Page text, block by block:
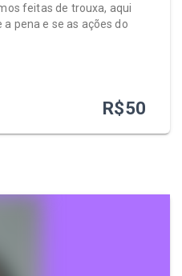
feitas de trouxa, aqui
pena e se as ações do
R$50